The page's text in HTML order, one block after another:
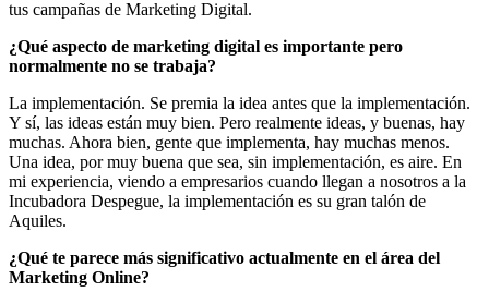
tus campañas de Marketing Digital.
¿Qué aspecto de marketing digital es importante pero
normalmente no se trabaja?
La implementación. Se premia la idea antes que la implementación.
Y sí, las ideas están muy bien. Pero realmente ideas, y buenas, hay
muchas. Ahora bien, gente que implementa, hay muchas menos.
Una idea, por muy buena que sea, sin implementación, es aire. En
mi experiencia, viendo a empresarios cuando llegan a nosotros a la
Incubadora Despegue, la implementación es su gran talón de
Aquiles.
¿Qué te parece más significativo actualmente en el área del
Marketing Online?